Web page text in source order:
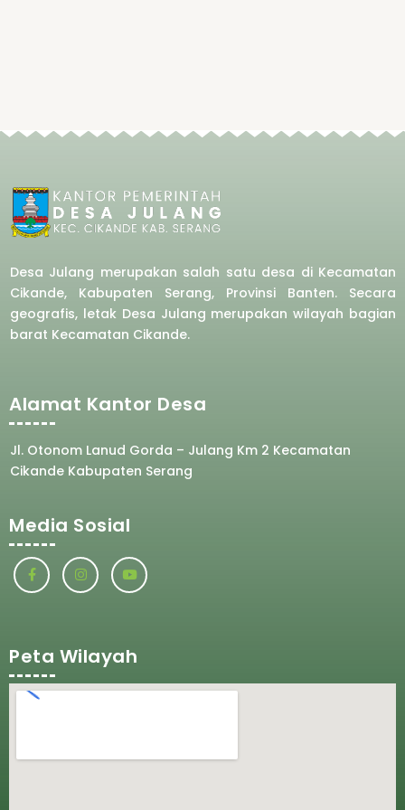
Desa Julang merupakan salah satu desa di Kecamatan
Cikande, Kabupaten Serang, Provinsi Banten. Secara
geografis, letak Desa Julang merupakan wilayah bagian
barat Kecamatan Cikande.
Alamat Kantor Desa
Jl. Otonom Lanud Gorda – Julang Km 2 Kecamatan
Cikande Kabupaten Serang
Media Sosial
Peta Wilayah